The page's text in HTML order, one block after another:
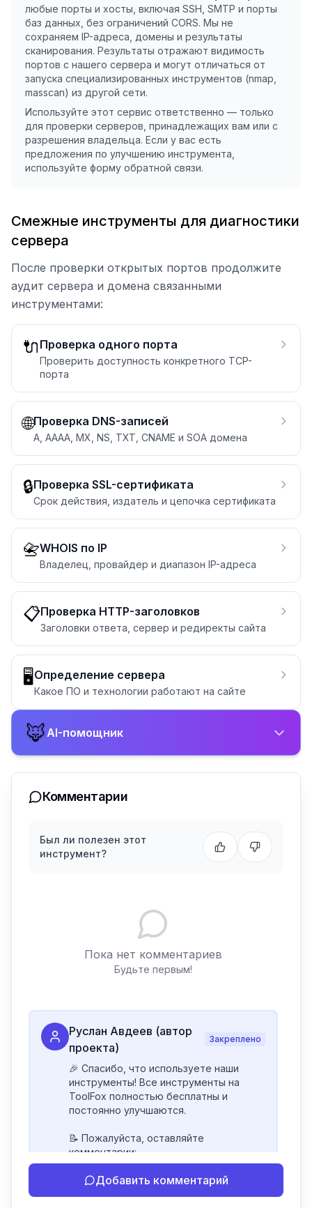
любые порты и хосты, включая SSH, SMTP и порты
баз данных, без ограничений CORS. Мы не
сохраняем IP-адреса, домены и результаты
сканирования. Результаты отражают видимость
портов с нашего сервера и могут отличаться от
запуска специализированных инструментов (nmap,
masscan) из другой сети.
Используйте этот сервис ответственно — только
для проверки серверов, принадлежащих вам или с
разрешения владельца. Если у вас есть
предложения по улучшению инструмента,
используйте форму обратной связи.
Смежные инструменты для диагностики
сервера
После проверки открытых портов продолжите
аудит сервера и домена связанными
инструментами:
🔌 Проверка одного порта
Проверить доступность конкретного TCP-
порта
🌐Проверка DNS-записей
A, AAAA, MX, NS, TXT, CNAME и SOA домена
🔒Проверка SSL-сертификата
Срок действия, издатель и цепочка сертификата
📇WHOIS по IP
Владелец, провайдер и диапазон IP-адреса
📋Проверка HTTP-заголовков
Заголовки ответа, сервер и редиректы сайта
🖥️ Определение сервера
Какое ПО и технологии работают на сайте
🦊AI-помощник
Комментарии
Был ли полезен этот
инструмент?
Пока нет комментариев
Будьте первым!
Руслан Авдеев (автор
проекта)
Закреплено
🎉 Спасибо, что используете наши
инструменты! Все инструменты на
ToolFox полностью бесплатны и
постоянно улучшаются.
📝 Пожалуйста, оставляйте
комментарии:
- Если инструмент работает
некорректно
Добавить комментарий